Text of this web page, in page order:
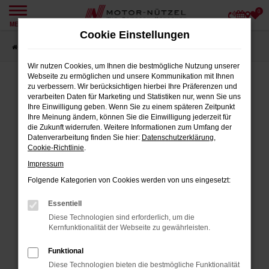
Zum
springen
MENÜ
0
FEHLER: NETWORK ERROR
Beim Laden ist ein Fehler aufgetreten.
Hier sind ein paar Tipps, die dir helfen können:
Überprüfe deine Firewall und deine
Internetverbindung.
Prüfe deine Browsererweiterungen.
können das Laden bestimmter Seiten
Cookie Einstellungen
Wir nutzen Cookies, um Ihnen die bestmögliche Nutzung unserer
Webseite zu ermöglichen und unsere Kommunikation mit Ihnen
zu verbessern. Wir berücksichtigen hierbei Ihre Präferenzen und
verarbeiten Daten für Marketing und Statistiken nur, wenn Sie uns
Ihre Einwilligung geben. Wenn Sie zu einem späteren Zeitpunkt
Ihre Meinung ändern, können Sie die Einwilligung jederzeit für
die Zukunft widerrufen. Weitere Informationen zum Umfang der
Datenverarbeitung finden Sie hier: Datenschutzerklärung,
Cookie-Richtlinie.
Impressum
Folgende Kategorien von Cookies werden von uns eingesetzt:
Essentiell
Diese Technologien sind erforderlich, um die
Kernfunktionalität der Webseite zu gewährleisten.
Funktional
Diese Technologien bieten die bestmögliche Funktionalität